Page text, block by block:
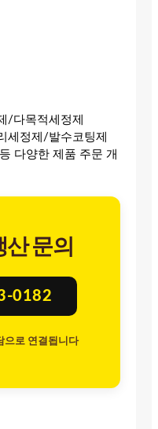
/다목적세정제
세정제/발수코팅제
다양한 제품 주문 개
문의
0182
으로 연결됩니다